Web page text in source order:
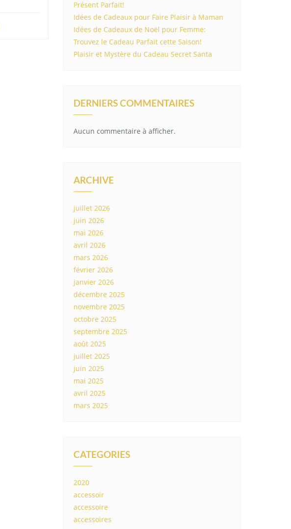
Présent Parfait!
Idées de Cadeaux pour Faire Plaisir à Maman
Idées de Cadeaux de Noël pour Femme:
Trouvez le Cadeau Parfait cette Saison!
Plaisir et Mystère du Cadeau Secret Santa
DERNIERS COMMENTAIRES
Aucun commentaire à afficher.
ARCHIVE
juillet 2026
juin 2026
mai 2026
avril 2026
mars 2026
février 2026
janvier 2026
décembre 2025
novembre 2025
octobre 2025
septembre 2025
août 2025
juillet 2025
juin 2025
mai 2025
avril 2025
mars 2025
CATEGORIES
2020
accessoir
accessoire
accessoires